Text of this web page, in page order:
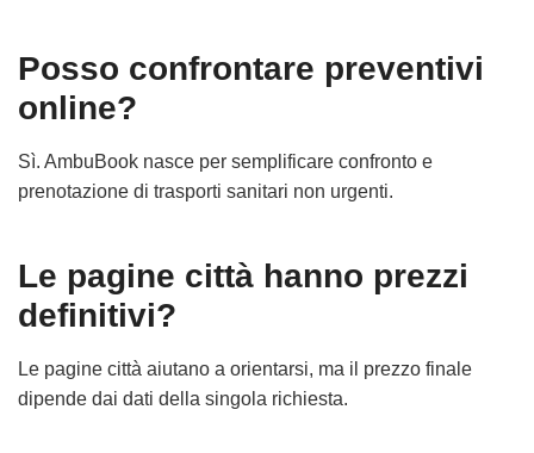
Posso confrontare preventivi
online?
Sì. AmbuBook nasce per semplificare confronto e
prenotazione di trasporti sanitari non urgenti.
Le pagine città hanno prezzi
definitivi?
Le pagine città aiutano a orientarsi, ma il prezzo finale
dipende dai dati della singola richiesta.